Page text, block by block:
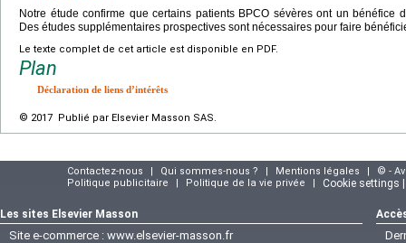
Notre étude confirme que certains patients BPCO sévères ont un bénéfice
Des études supplémentaires prospectives sont nécessaires pour faire
Le texte complet de cet article est disponible en PDF.
Plan
Déclaration de liens d’intérêts
© 2017 Publié par Elsevier Masson SAS.
Contactez-nous | Qui sommes-nous ? | Mentions légales |
© -
Politique publicitaire
| Politique de la vie privée | Cookie settings
Les sites Elsevier Masson
Site e-commerce : www.elsevier-masson.fr